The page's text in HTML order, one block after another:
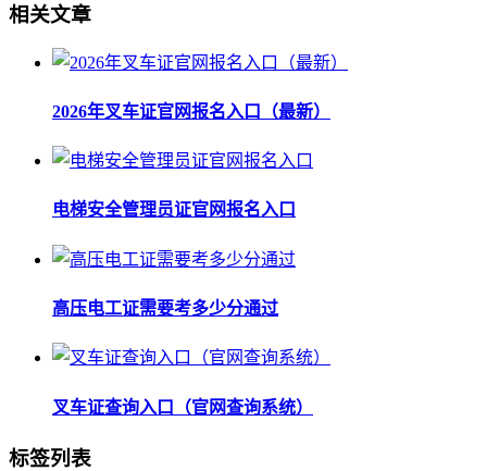
相关文章
2026年叉车证官网报名入口（最新）
电梯安全管理员证官网报名入口
高压电工证需要考多少分通过
叉车证查询入口（官网查询系统）
标签列表